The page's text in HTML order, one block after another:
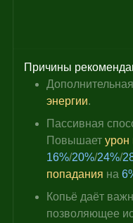
Причины
энергии.
Пассивная
Повышает урон
16%/20%/24%/
попадания на
Копьё даёт
позволяющее